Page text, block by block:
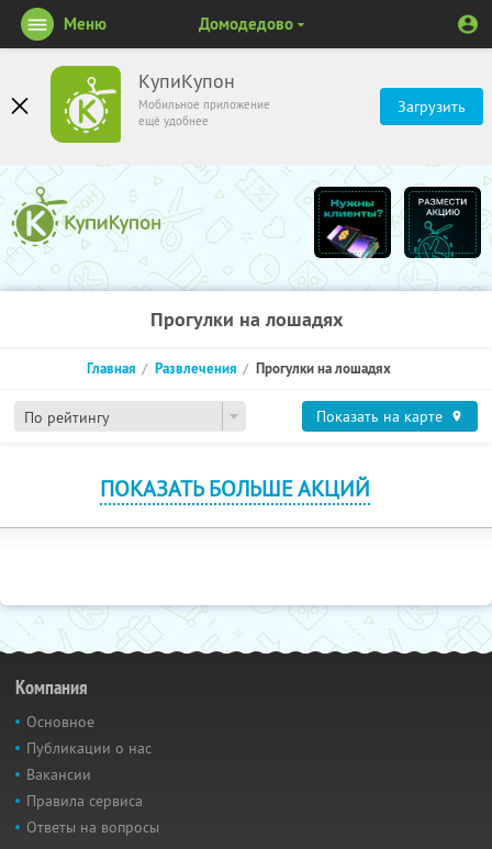
КупиКупон
Мобильное приложение
ещё удобнее
Загрузить
Меню Домодедово
Прогулки на лошадях
По рейтингу
Главная Развлечения Прогулки на лошадях
Показать на карте
ПОКАЗАТЬ БОЛЬШЕ АКЦИЙ
Компания
Основное
Публикации о нас
Вакансии
Правила сервиса
Ответы на вопросы